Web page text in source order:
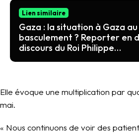
Lien similaire
Gaza : la situation à Gaza
basculement ? Reporter en
discours du Roi Philippe…
Elle évoque une multiplication par
mai.
« Nous continuons de voir des